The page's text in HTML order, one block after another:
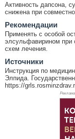
Активность дапсона,
снижена при
Рекомендации
Применять с особой
элсульфавирином при
схем лечения.
Источники
Инструкция по
Элпида.
https://